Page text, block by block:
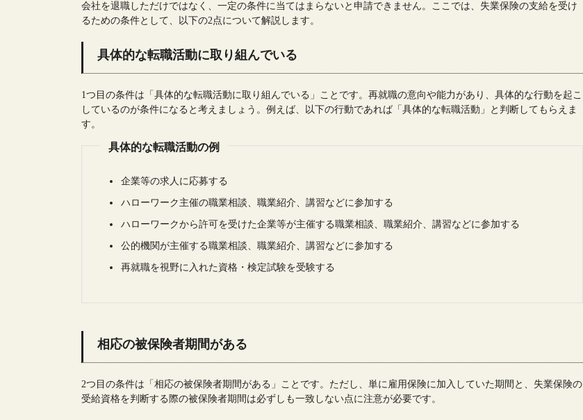
会社を退職しただけではなく、一定の条件に当てはまらないと申請できません。ここでは、失業保険の支給を受け
るための条件として、以下の2点について解説します。
具体的な転職活動に取り組んでいる
1つ目の条件は「具体的な転職活動に取り組んでいる」ことです。再就職の意向や能力があり、具体的な行動を起こ
しているのが条件になると考えましょう。例えば、以下の行動であれば「具体的な転職活動」と判断してもらえま
す。
具体的な転職活動の例
企業等の求人に応募する
ハローワーク主催の職業相談、職業紹介、講習などに参加する
ハローワークから許可を受けた企業等が主催する職業相談、職業紹介、講習などに参加する
公的機関が主催する職業相談、職業紹介、講習などに参加する
再就職を視野に入れた資格・検定試験を受験する
相応の被保険者期間がある
2つ目の条件は「相応の被保険者期間がある」ことです。ただし、単に雇用保険に加入していた期間と、失業保険の
受給資格を判断する際の被保険者期間は必ずしも一致しない点に注意が必要です。